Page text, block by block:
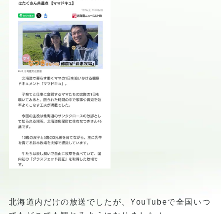
北海道内だけの放送でしたが、YouTubeで全国いつ